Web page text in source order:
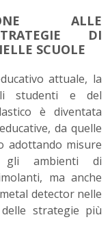
ALLE
DI
SCUOLE
attuale, la
studenti e del
è diventata
da quelle
adottando misure
gli ambienti di
ma anche
detector nelle
strategie più